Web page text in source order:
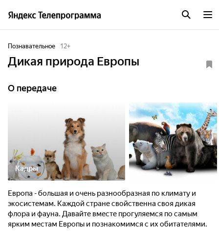
Познавательное 12+
Дикая природа Европы
О передаче
Кадры
Европа - большая и очень разнообразная по климату и
экосистемам. Каждой стране свойственна своя дикая
флора и фауна. Давайте вместе прогуляемся по самым
ярким местам Европы и познакомимся с их обитателями.